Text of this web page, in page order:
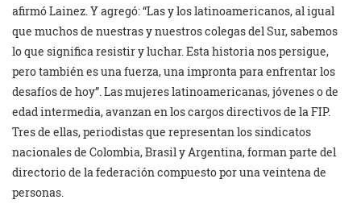
afirmó Lainez. Y agregó: “Las y los latinoamericanos, al igual
que muchos de nuestras y nuestros colegas del Sur, sabemos
lo que significa resistir y luchar. Esta historia nos persigue,
pero también es una fuerza, una impronta para enfrentar los
desafíos de hoy”. Las mujeres latinoamericanas, jóvenes o de
edad intermedia, avanzan en los cargos directivos de la FIP.
Tres de ellas, periodistas que representan los sindicatos
nacionales de Colombia, Brasil y Argentina, forman parte del
directorio de la federación compuesto por una veintena de
personas.